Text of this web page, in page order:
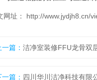
网址： http://www.jydjh8.cn/
篇： 洁净室装修FFU龙骨双
篇： 四川华川洁净科技有限